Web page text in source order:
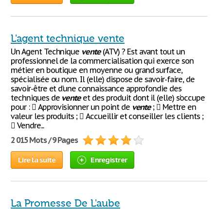
L'agent technique vente
Un Agent Technique vente(ATV) ? Est avant tout un
professionnel de la commercialisation qui exerce son
métier en boutique en moyenne ou grand surface,
spécialisée ou nom. Il (elle) dispose de savoir-faire, de
savoir-être et d’une connaissance approfondie des
techniques de venteet des produit dont il (elle) s’occupe
pour :  Approvisionner un point de vente;  Mettre en
valeur les produits ;  Accueillir et conseiller les clients ;
 Vendre...
2 015 Mots / 9 Pages
Lire la suite Enregistrer
La Promesse De L'aube